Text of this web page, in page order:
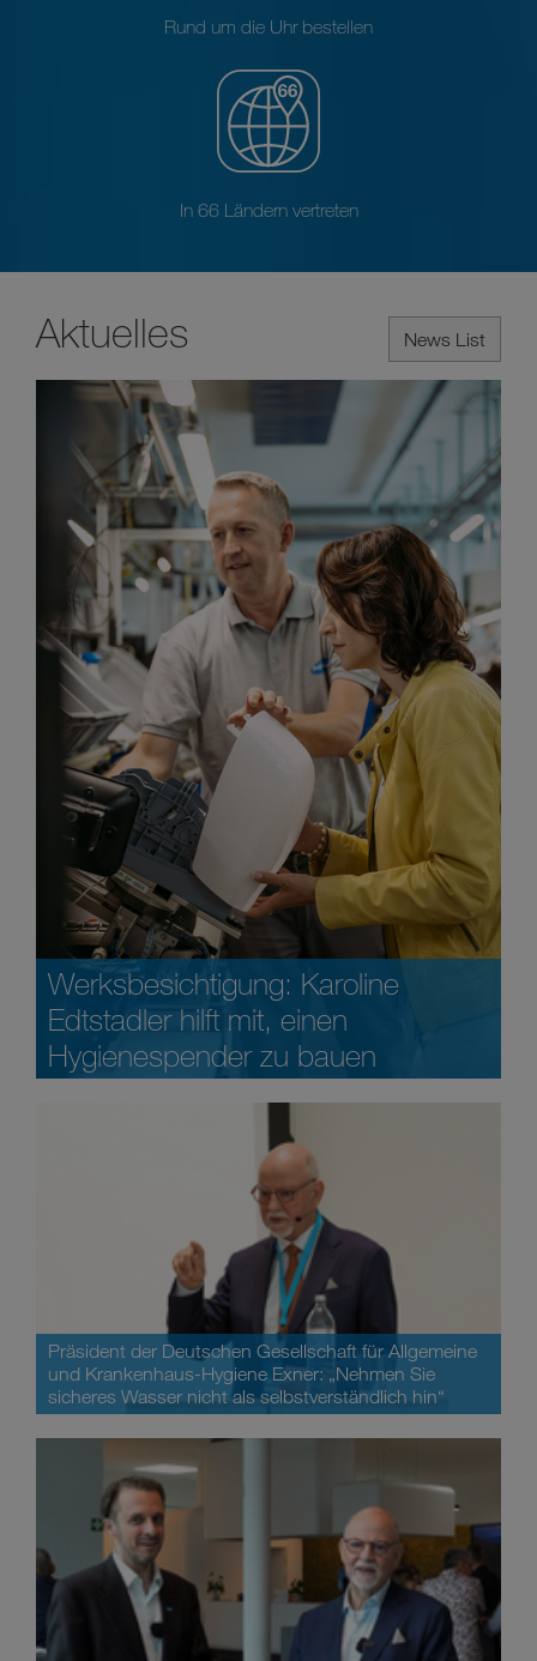
Rund um die Uhr bestellen
In 66 Ländern vertreten
News List
Aktuelles
Werksbesichtigung: Karoline
Edtstadler hilft mit, einen
Hygienespender zu bauen
Präsident der Deutschen Gesellschaft für Allgemeine
und Krankenhaus-Hygiene Exner: „Nehmen Sie
sicheres Wasser nicht als selbstverständlich hin“